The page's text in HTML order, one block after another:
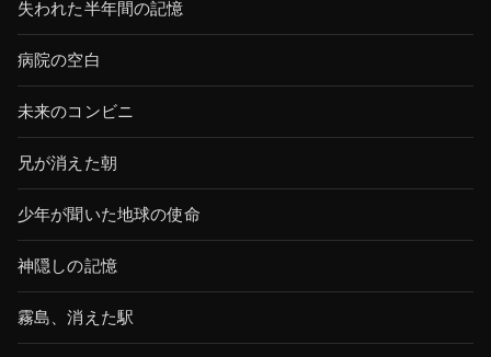
失われた半年間の記憶
病院の空白
未来のコンビニ
兄が消えた朝
少年が聞いた地球の使命
神隠しの記憶
霧島、消えた駅